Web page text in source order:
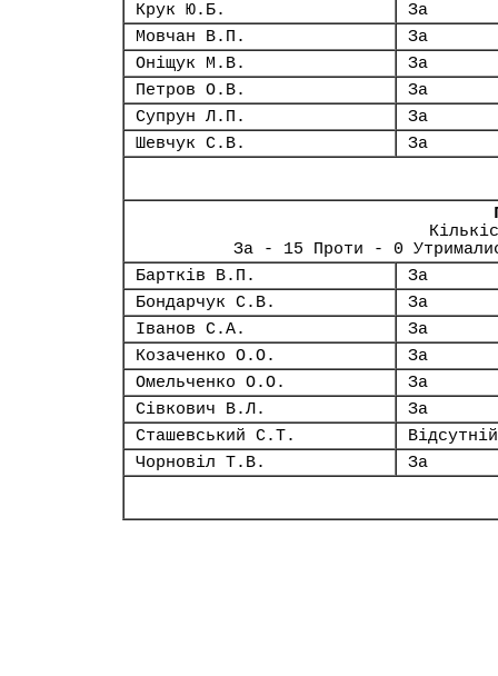
Крук Ю.Б.
За
Мовчан В.П.
За
Оніщук М.В.
За
Петров О.В.
За
Супрун Л.П.
За
Шевчук С.В.
За
За - 15 Проти - 0
Бартків В.П.
За
Бондарчук С.В.
За
Іванов С.А.
За
Козаченко О.О.
За
Омельченко О.О.
За
Сівкович В.Л.
За
Сташевський С.Т.
Відсутній
Чорновіл Т.В.
За